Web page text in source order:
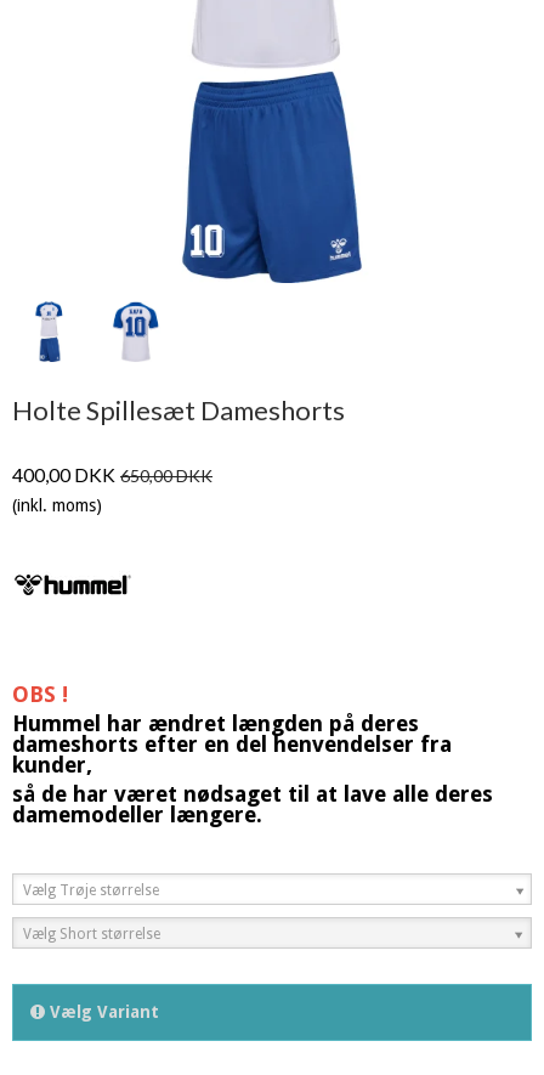
Holte Spillesæt Dameshorts
400,00 DKK 650,00 DKK
(inkl. moms)
OBS !
Hummel har ændret længden på deres
dameshorts efter en del henvendelser fra
kunder,
så de har været nødsaget til at lave alle deres
damemodeller længere.
Vælg Trøje størrelse
Vælg Short størrelse
Vælg Variant